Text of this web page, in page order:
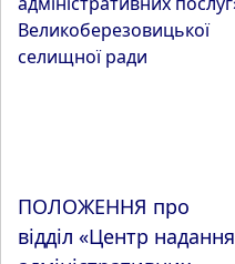
ПОЛОЖЕННЯ про
відділ «Центр надання